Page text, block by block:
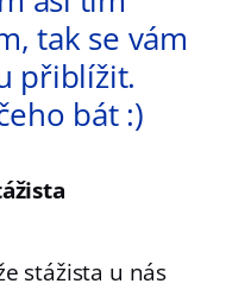
tak se vám
přiblížit.
bát :)
stážista u nás